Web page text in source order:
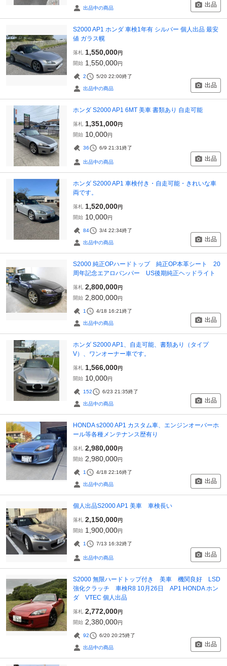
出品中の商品 出品
S2000 AP1 ホンダ 車検1年有 シルバー 個人出品 最安
値 ガラス幌
落札 1,550,000円
開始 1,550,000円
2 5/20 22:00終了
出品中の商品 出品
ホンダ S2000 AP1 6MT 美車 書類あり 自走可能
落札 1,351,000円
開始 10,000円
36 6/9 21:31終了
出品中の商品 出品
ホンダ S2000 AP1 車検付き・自走可能・きれいな車
両です。
落札 1,520,000円
開始 10,000円
84 3/4 22:34終了
出品中の商品 出品
S2000 純正OPハードトップ 純正OP本革シート 20
周年記念エアロバンパー US後期純正ヘッドライト
落札 2,800,000円
開始 2,800,000円
1 4/18 16:21終了
出品中の商品 出品
ホンダ S2000 AP1、自走可能、書類あり（タイプ
V）、ワンオーナー車です。
落札 1,566,000円
開始 10,000円
152 6/23 21:35終了
出品中の商品 出品
HONDA s2000 AP1 カスタム車、エンジンオーバーホ
ール等各種メンテナンス歴有り
落札 2,980,000円
開始 2,980,000円
1 4/18 22:16終了
出品中の商品 出品
個人出品S2000 AP1 美車 車検長い
落札 2,150,000円
開始 1,900,000円
1 7/13 16:32終了
出品中の商品 出品
S2000 無限ハードトップ付き 美車 機関良好 LSD
強化クラッチ 車検R8 10月26日 AP1 HONDA ホン
ダ VTEC 個人出品
落札 2,772,000円
開始 2,380,000円
92 6/20 20:25終了
出品中の商品 出品